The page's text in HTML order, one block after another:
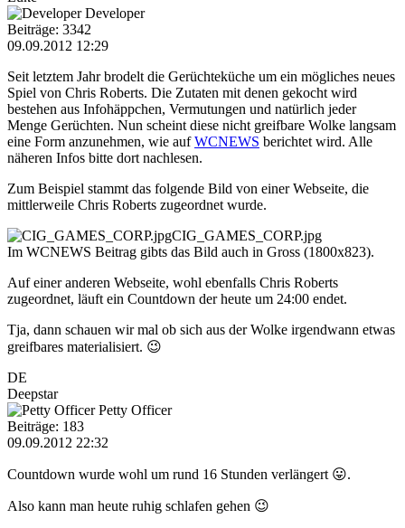
Developer
Beiträge: 3342
09.09.2012 12:29
Seit letztem Jahr brodelt die Gerüchteküche um ein mögliches neues
Spiel von Chris Roberts. Die Zutaten mit denen gekocht wird
bestehen aus Infohäppchen, Vermutungen und natürlich jeder
Menge Gerüchten. Nun scheint diese nicht greifbare Wolke langsam
eine Form anzunehmen, wie aufWCNEWS berichtet wird. Alle
näheren Infos bitte dort nachlesen.
Zum Beispiel stammt das folgende Bild von einer Webseite, die
mittlerweile Chris Roberts zugeordnet wurde.
CIG_GAMES_CORP.jpg
Im WCNEWS Beitrag gibts das Bild auch in Gross (1800x823).
Auf einer anderen Webseite, wohl ebenfalls Chris Roberts
zugeordnet, läuft ein Countdown der heute um 24:00 endet.
Tja, dann schauen wir mal ob sich aus der Wolke irgendwann etwas
greifbares materialisiert. 😉
DE
Deepstar
Petty Officer
Beiträge: 183
09.09.2012 22:32
Countdown wurde wohl um rund 16 Stunden verlängert 😛.
Also kann man heute ruhig schlafen gehen 😉